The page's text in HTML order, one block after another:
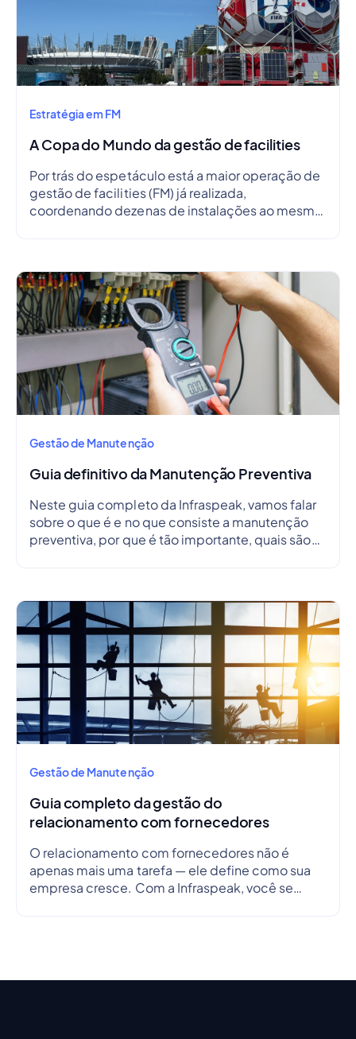
Estratégia em FM
A Copa do Mundo da gestão de facilities
Por trás do espetáculo está a maior operação de
gestão de facilities (FM) já realizada,
coordenando dezenas de instalações ao mesmo
Gestão de Manutenção
Guia definitivo da Manutenção Preventiva
Neste guia completo da Infraspeak, vamos falar
sobre o que é e no que consiste a manutenção
preventiva, por que é tão importante, quais são
Gestão de Manutenção
Guia completo da gestão do
relacionamento com fornecedores
O relacionamento com fornecedores não é
apenas mais uma tarefa — ele define como sua
empresa cresce. Com a Infraspeak, você se